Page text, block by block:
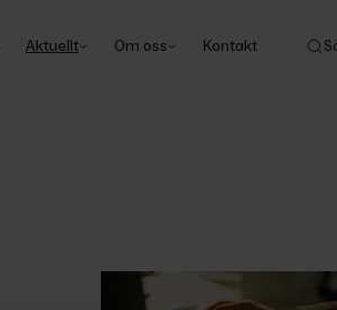
Aktuellt Om oss Kontakt